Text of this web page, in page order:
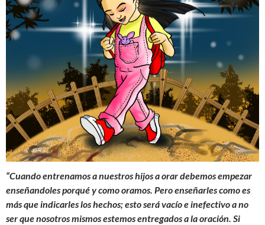
“Cuando entrenamos a nuestros hijos a orar debemos empezar
enseñandoles porqué y como oramos. Pero enseñarles como es
más que indicarles los hechos; esto será vacío e inefectivo a no
ser que nosotros mismos estemos entregados a la oración. Si